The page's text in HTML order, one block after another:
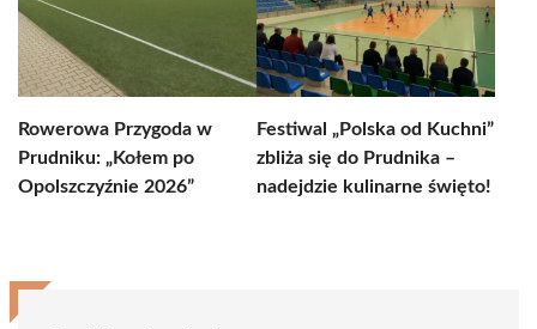
Rowerowa Przygoda w
Prudniku: „Kołem po
Opolszczyźnie 2026”
Festiwal „Polska od Kuchni”
zbliża się do Prudnika –
nadejdzie kulinarne święto!